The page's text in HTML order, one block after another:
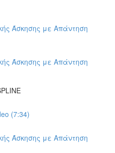
Άσκησης με Απάντηση
Άσκησης με Απάντηση
(7:34)
Άσκησης με Απάντηση